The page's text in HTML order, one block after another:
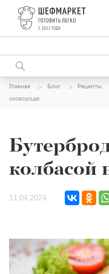
Главная Блог Рецепты
сковороде
колбасой
11.04.2024